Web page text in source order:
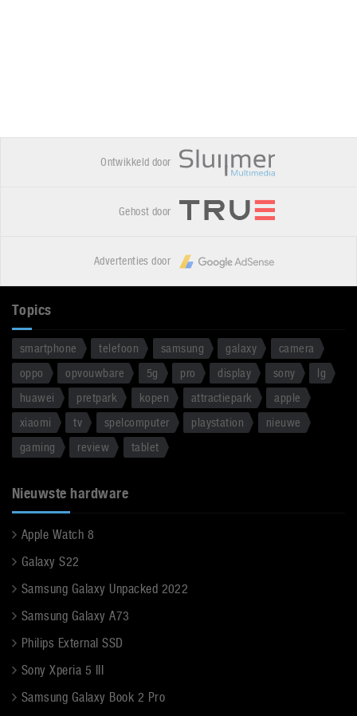
Ontwikkeld door
Gehost door
Advertenties door
Topics
smartphone telefoon samsung galaxy
camera
oppo
opvouwbare 5g pro display sony
lg
huawei
pretpark kopen attractiepark
apple
xiaomi
tv spelcomputer playstation
nieuwe
gaming
review tablet
Nieuwste hardware
Apple Watch 8
Galaxy S22
Samsung Galaxy Unpacked 2022
Samsung Galaxy A73
Philips External SSD
Sony Xperia 5 III
Samsung Galaxy Book 2 Pro